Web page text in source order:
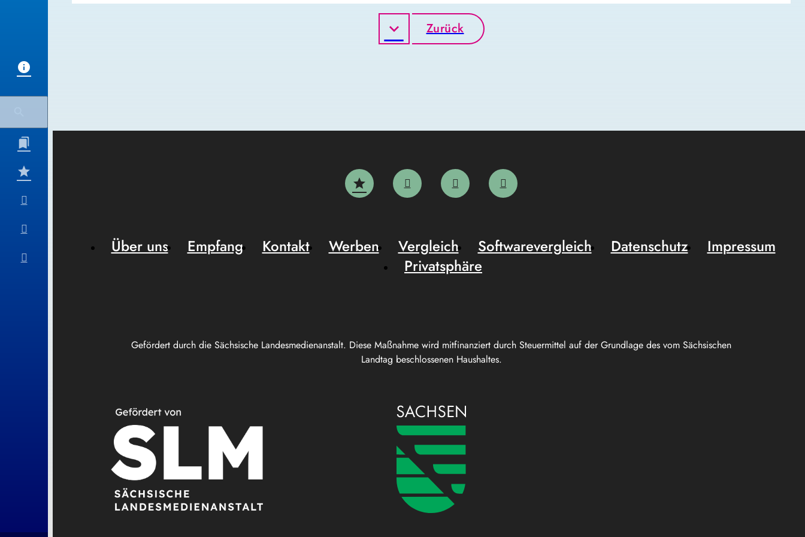
Zurück
Gefördert durch die Sächsische Landesmedienanstalt. Diese Maßnahme wird mitfinanziert durch Steuermittel auf der Grundlage des vom Sächsischen
Landtag beschlossenen Haushaltes.
Über uns Empfang Kontakt Werben Vergleich Softwarevergleich Datenschutz
Impressum
Privatsphäre